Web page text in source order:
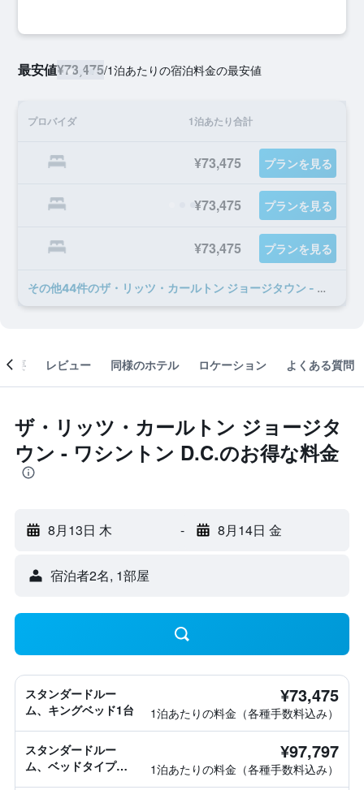
最安値¥73,475/1泊あたりの宿泊料金の最安値
プロバイダ 1泊あたり合計
¥73,475 プランを見る
¥73,475 プランを見る
¥73,475 プランを見る
​その他44​件のザ・リッツ・カールトン ジョージタウン - ワシントン D.C.のオファー
概要 レビュー 同様のホテル ロケーション よくある質問
ザ・リッツ・カールトン ジョージタ
ウン - ワシントン D.C.のお得な料金
8月13日 木 - 8月14日 金
宿泊者2名, 1​部屋
スタンダードルー
ム、キングベッド1台
¥73,475
1泊あたりの料金（各種手数料込み）
スタンダードルー
ム、ベッドタイプ情
¥97,797
1泊あたりの料金（各種手数料込み）